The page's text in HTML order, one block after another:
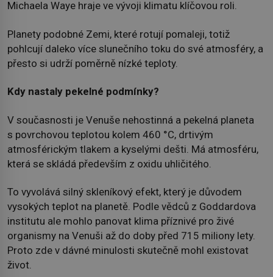
Michaela Waye hraje ve vývoji klimatu klíčovou roli.
Planety podobné Zemi, které rotují pomaleji, totiž
pohlcují daleko více slunečního toku do své atmosféry, a
přesto si udrží poměrně nízké teploty.
Kdy nastaly pekelné podmínky?
V současnosti je Venuše nehostinná a pekelná planeta
s povrchovou teplotou kolem 460 °C, drtivým
atmosférickým tlakem a kyselými dešti. Má atmosféru,
která se skládá především z oxidu uhličitého.
To vyvolává silný skleníkový efekt, který je důvodem
vysokých teplot na planetě. Podle vědců z Goddardova
institutu ale mohlo panovat klima příznivé pro živé
organismy na Venuši až do doby před 715 miliony lety.
Proto zde v dávné minulosti skutečně mohl existovat
život.